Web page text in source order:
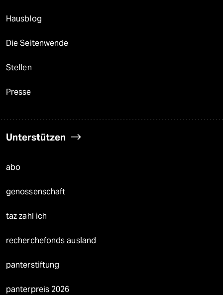
Hausblog
Die Seitenwende
Stellen
Presse
Unterstützen
abo
genossenschaft
taz zahl ich
recherchefonds ausland
panterstiftung
panterpreis 2026